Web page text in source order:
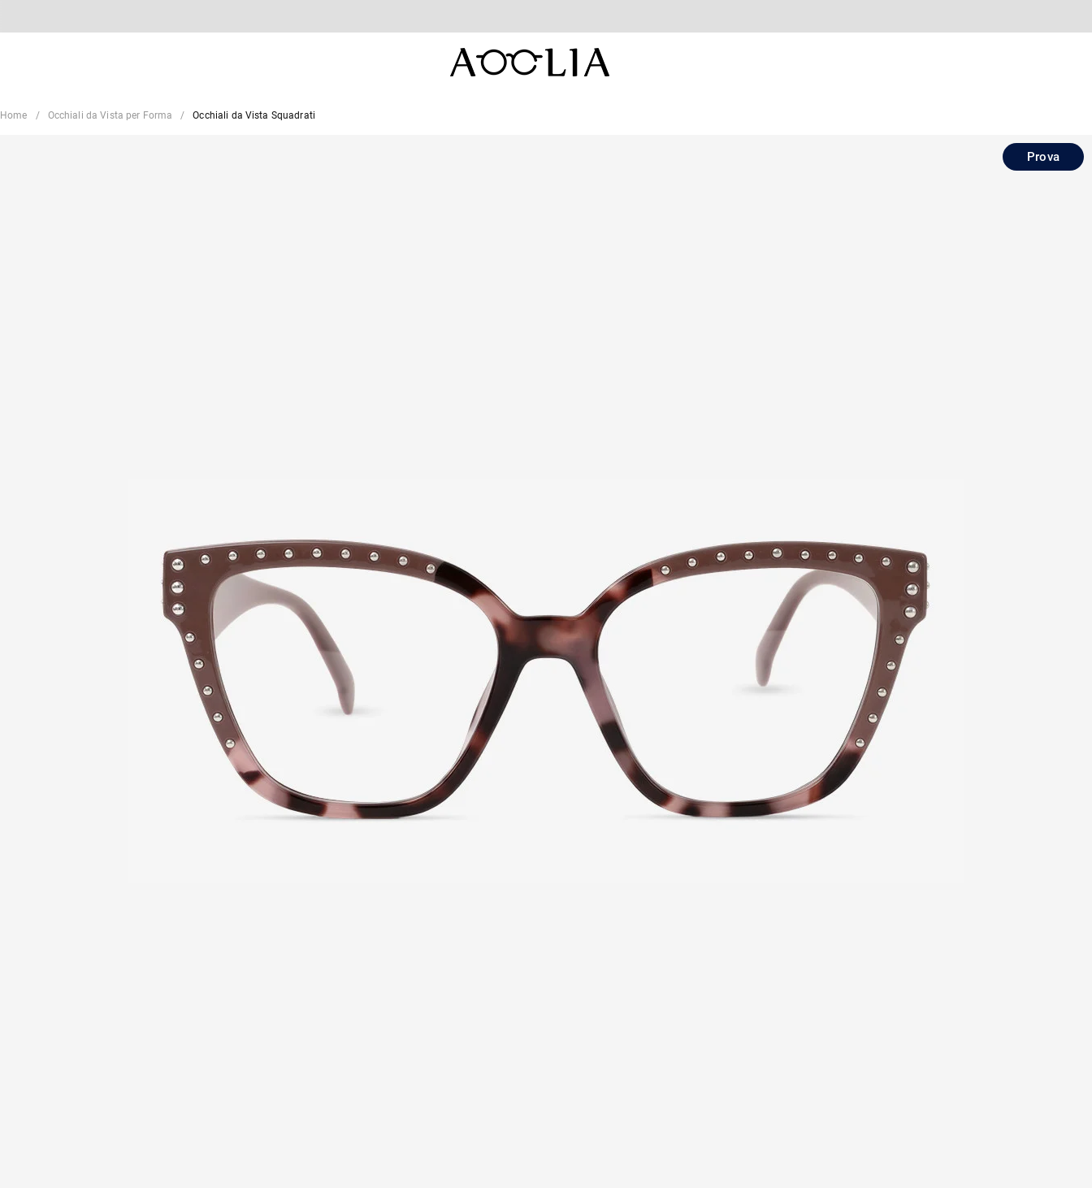
Home Occhiali da Vista per Forma Occhiali da Vista Squadrati
Prova